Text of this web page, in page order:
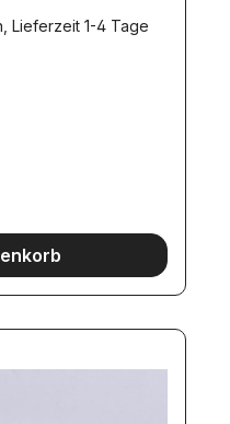
Lieferzeit 1-4 Tage